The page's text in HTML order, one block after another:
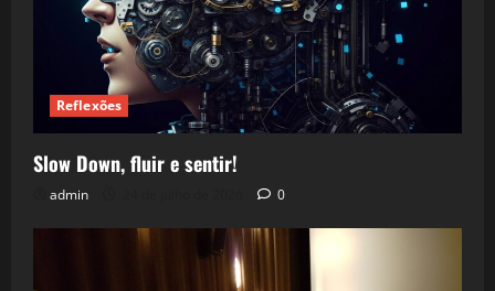
Reflexões
Slow Down, fluir e sentir!
admin 0